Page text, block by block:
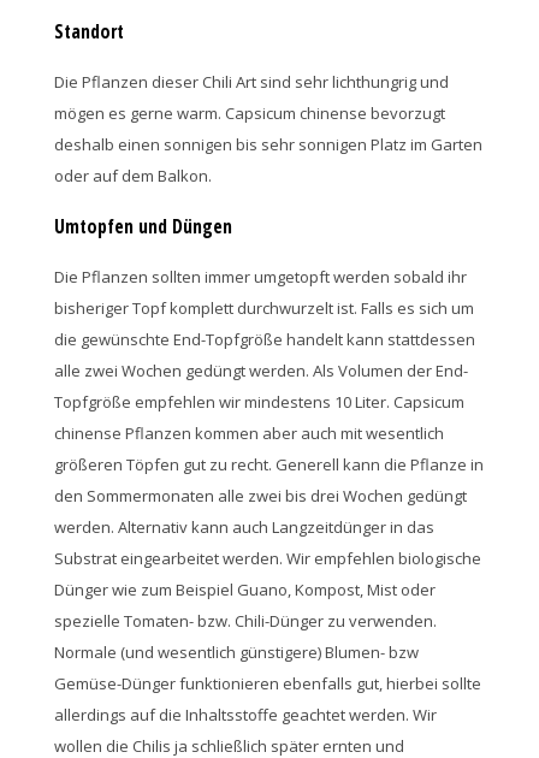
Standort
Die Pflanzen dieser Chili Art sind sehr lichthungrig und
mögen es gerne warm. Capsicum chinense bevorzugt
deshalb einen sonnigen bis sehr sonnigen Platz im Garten
oder auf dem Balkon.
Umtopfen und Düngen
Die Pflanzen sollten immer umgetopft werden sobald ihr
bisheriger Topf komplett durchwurzelt ist. Falls es sich um
die gewünschte End-Topfgröße handelt kann stattdessen
alle zwei Wochen gedüngt werden. Als Volumen der End-
Topfgröße empfehlen wir mindestens 10 Liter. Capsicum
chinense Pflanzen kommen aber auch mit wesentlich
größeren Töpfen gut zu recht. Generell kann die Pflanze in
den Sommermonaten alle zwei bis drei Wochen gedüngt
werden. Alternativ kann auch Langzeitdünger in das
Substrat eingearbeitet werden. Wir empfehlen biologische
Dünger wie zum Beispiel Guano, Kompost, Mist oder
spezielle Tomaten- bzw. Chili-Dünger zu verwenden.
Normale (und wesentlich günstigere) Blumen- bzw
Gemüse-Dünger funktionieren ebenfalls gut, hierbei sollte
allerdings auf die Inhaltsstoffe geachtet werden. Wir
wollen die Chilis ja schließlich später ernten und